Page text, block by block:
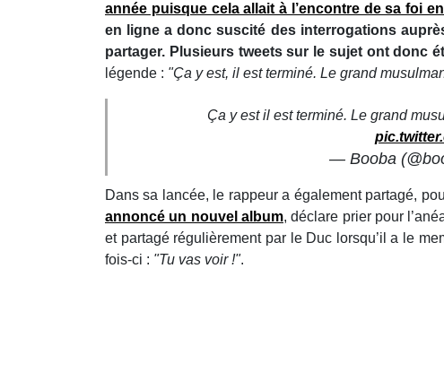
année puisque cela allait à l’encontre de sa foi en
en ligne a donc suscité des interrogations
partager. Plusieurs tweets sur le sujet ont donc
légende : "Ça y est, il est terminé. Le grand
Ça y est il est terminé. Le grand
— Booba
Dans sa lancée, le rappeur a également partagé,
annoncé un nouvel album, déclare prier pour
et partagé régulièrement par le Duc lorsqu’il a le
fois-ci : "Tu vas voir !".